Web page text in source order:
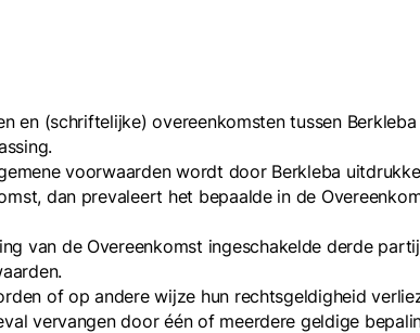
en (schriftelijke) overeenkomsten tussen
voorwaarden wordt door Berkleba
dan prevaleert het bepaalde in de
van de Overeenkomst ingeschakelde derde
of op andere wijze hun rechtsgeldigheid
vervangen door één of meerdere geldige